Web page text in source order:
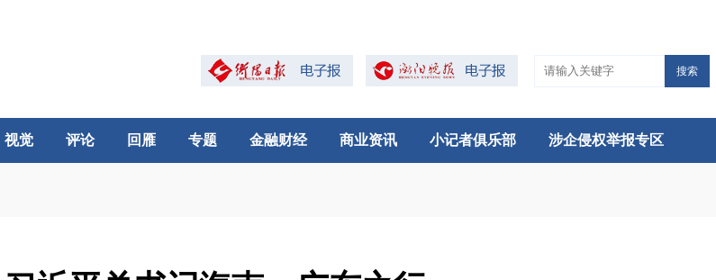
搜索
视觉 评论 回雁 专题 金融财经 商业资讯 小记者俱乐部 涉企侵权举报专区